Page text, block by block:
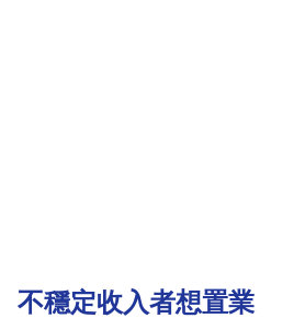
不穩定收入者想置業